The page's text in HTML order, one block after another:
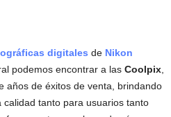
digitales de Nikon
podemos encontrar a las Coolpix
años de éxitos de venta, brindando
tanto para usuarios tanto